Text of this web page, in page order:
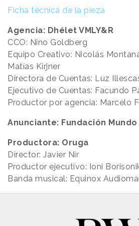
Ficha técnica de la pieza
Agencia: Dhélet VMLY&R
CCO: Nino Goldberg
Equipo Creativo: Nicolás
Matías Kirjner
Directora de Cuentas: Luz
Ejecutivo de Cuentas: Facundo
Productor por agencia: Marcelo
Anunciante: Fundación Mundo
Productora: Oruga
Director: Javier Nir
Productor ejecutivo: Ioni
Banda musical: Equinox